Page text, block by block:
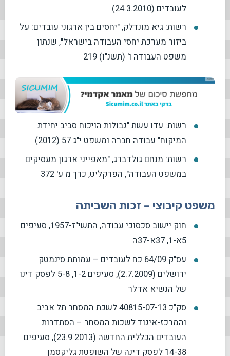
לעובדים (24.3.2010)
רשות: גיא מונדלק, "יחסים בין ארגוני עובדים: על
ביזור מערכת יחסי העבודה בישראל", שנתון
משפט העבודה ו' (תשנ"ו) 219
רשות: עדו עשת "גבולות הויכוח סביב יחידת
המיקוח" עבודה חברה ומשפט י"ג 57 (2012)
רשות: מנחם גולדברג, "מאפייני ארגון מעסיקים
במשפט העבודה", הפרקליט, כרך מ ע' 372
משפט קיבוצי – זכות השביתה
חוק יישוב סכסוכי עבודה, התשי"ז-1957, סעיפים
5א-1, 37א-37ה
עס"ק 64/09 כח לעובדים – עמותת סינמטק
ירושלים (2.7.2009), סעיפים 1-2, 5-8 לפסק דינו
של הנשיא אדלר
סק"כ 40815-07-13 לשכת המסחר תל אביב
והמרכז-איגוד לשכות המסחר – הסתדרות
העובדים הכללית החדשה (23.9.2013), סעיפים
14-38 לפסק דינה של השופטת גליקסמן